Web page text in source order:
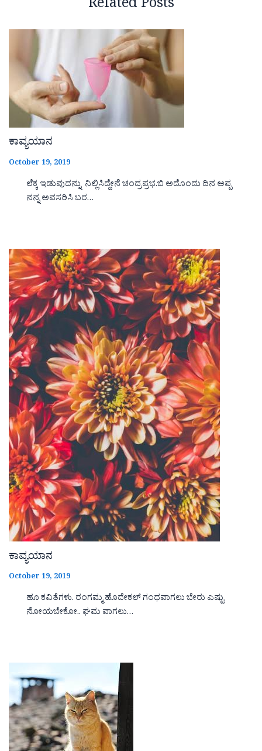
Related Posts
ಕಾವ್ಯಯಾನ
October 19, 2019
ಲೆಕ್ಕ ಇಡುವುದನ್ನು ನಿಲ್ಲಿಸಿದ್ದೇನೆ ಚಂದ್ರಪ್ರಭ.ಬಿ ಅದೊಂದು ದಿನ ಅಪ್ಪ
ನನ್ನ ಅವಸರಿಸಿ ಬರ…
ಕಾವ್ಯಯಾನ
October 19, 2019
ಹೂ ಕವಿತೆಗಳು. ರಂಗಮ್ಮ ಹೊದೇಕಲ್ ಗಂಧವಾಗಲು ಬೇರು ಎಷ್ಟು
ನೋಯಬೇಕೋ.. ಘಮ ವಾಗಲು…